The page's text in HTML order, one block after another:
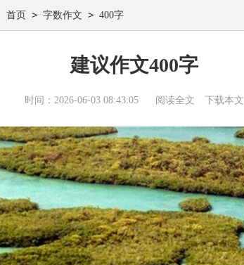
首页 > 字数作文 > 400字
建议作文400字
时间：2026-06-03 08:43:05 阅读全文 下载本文